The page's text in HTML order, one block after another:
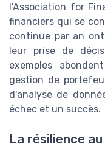
l'Association for
financiers qui se
continue par an
leur prise de
exemples
gestion de
d'analyse de
échec et un succès.
La résilience